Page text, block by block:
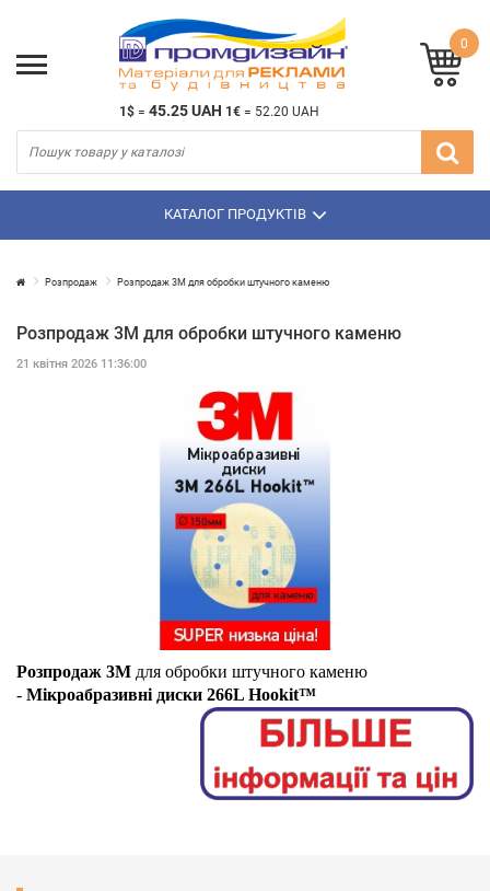
1$ = 45.25 UAH 1€ = 52.20 UAH
0
КАТАЛОГ ПРОДУКТІВ
Розпродаж Розпродаж 3М для обробки штучного каменю
Розпродаж 3М для обробки штучного каменю
21 квітня 2026 11:36:00
Розпродаж 3М для обробки штучного каменю
- Мікроабразивні диски 266L Hookit™